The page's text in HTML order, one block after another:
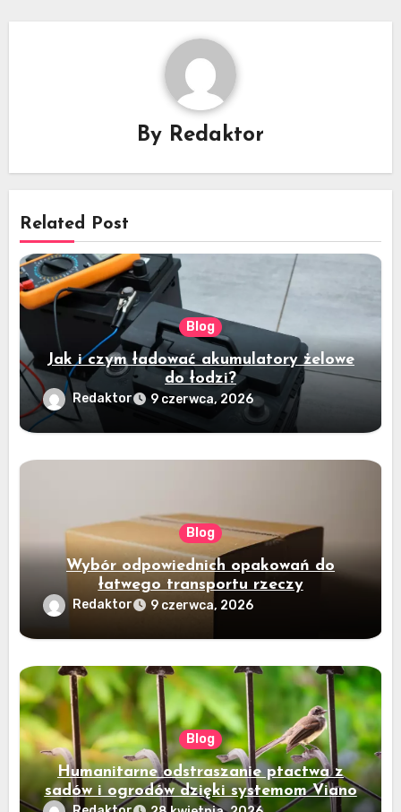
By Redaktor
Related Post
Blog
Jak i czym ładować akumulatory żelowe
do łodzi?
Redaktor 9 czerwca, 2026
Blog
Wybór odpowiednich opakowań do
łatwego transportu rzeczy
Redaktor 9 czerwca, 2026
Blog
Humanitarne odstraszanie ptactwa z
sadów i ogrodów dzięki systemom Viano